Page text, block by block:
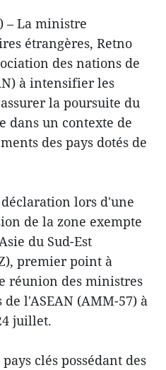
– La ministre
étrangères, Retno
des nations de
à intensifier les
la poursuite du
dans un contexte de
des pays dotés de
lors d'une
de la zone exempte
du Sud-Est
premier point à
réunion des ministres
l'ASEAN (AMM-57) à
juillet.
clés possédant des